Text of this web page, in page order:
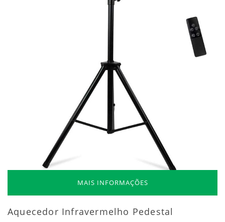
MAIS INFORMAÇÕES
Aquecedor Infravermelho Pedestal